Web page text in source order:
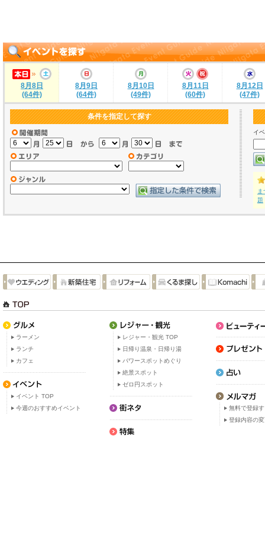
8月8日
(64件)
8月9日
(64件)
8月10日
(49件)
8月11日
(60件)
8月12日
(47件)
条件を指定して探す
イ
ま
題
ラーメン
ランチ
カフェ
イベント TOP
今週のおすすめイベント
レジャー・観光 TOP
日帰り温泉・日帰り湯
パワースポットめぐり
絶景スポット
ゼロ円スポット
無料で登録
登録内容の